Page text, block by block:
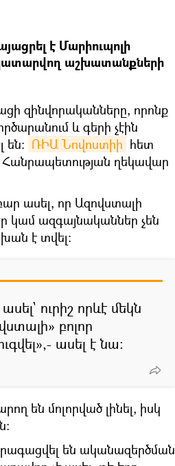
է Մարիուպոլի
աշխատանքների
զինվորականները, որոնք
և գերի չէին
են։ ՌԻԱ Նովոստիի հետ
Հանրապետության ղեկավար
ասել, որ Ազովստալի
կամ ազգայնականներ չեն
է տվել։
ուրիշ որևէ մեկն
բոլոր
ասել է նա։
են մոլորված լինել, իսկ
են ականազերծման